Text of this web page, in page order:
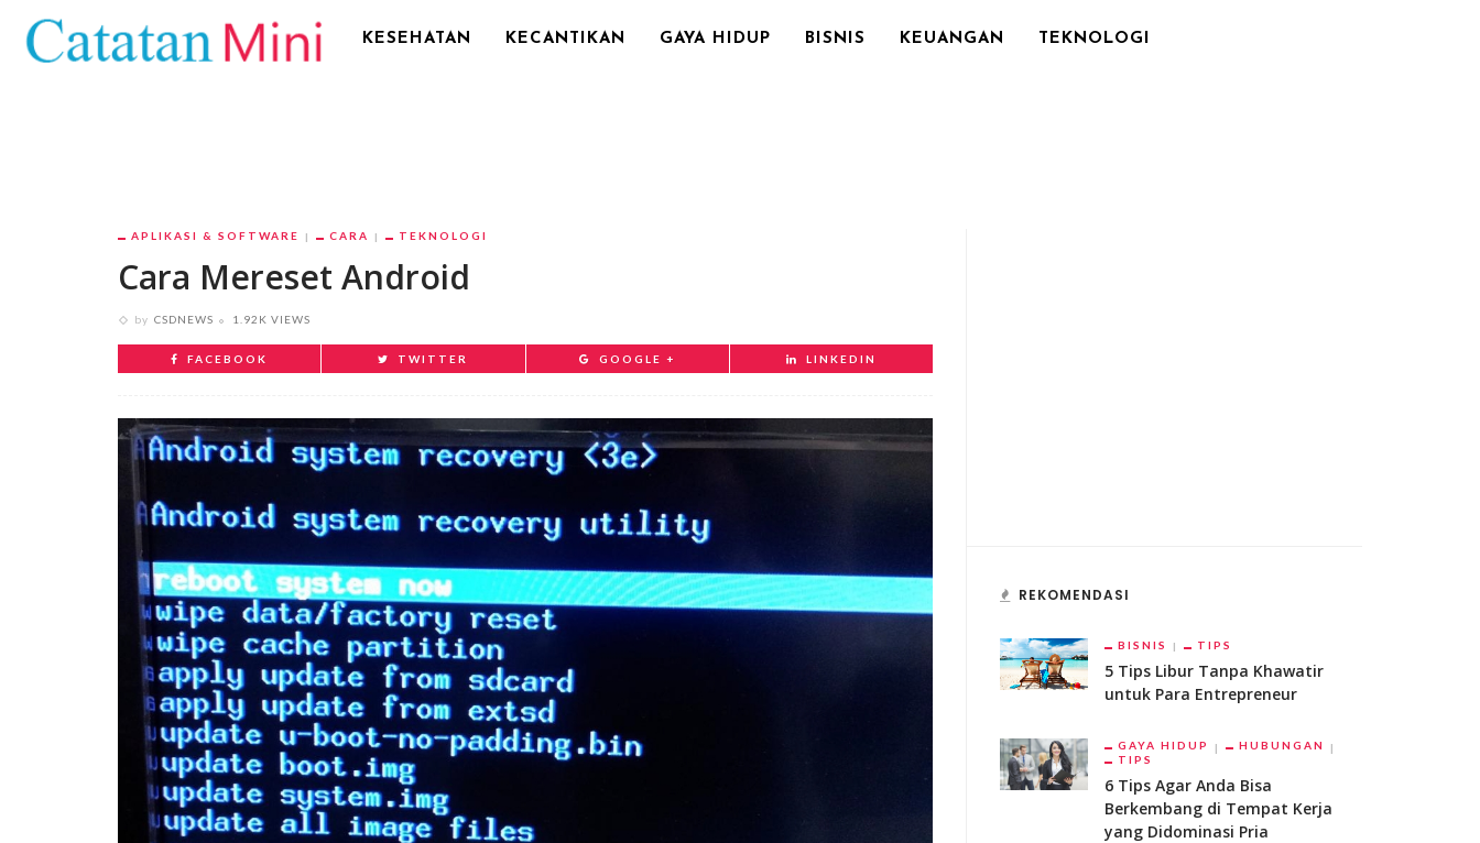
KESEHATAN KECANTIKAN GAYA HIDUP BISNIS KEUANGAN TEKNOLOGI
APLIKASI & SOFTWARE CARA TEKNOLOGI
Cara Mereset Android
by CSDNEWS 1.92K VIEWS
FACEBOOK TWITTER GOOGLE + LINKEDIN
REKOMENDASI
BISNIS TIPS
5 Tips Libur Tanpa Khawatir
untuk Para Entrepreneur
GAYA HIDUP
HUBUNGAN
TIPS
6 Tips Agar Anda Bisa
Berkembang di Tempat Kerja
yang Didominasi Pria